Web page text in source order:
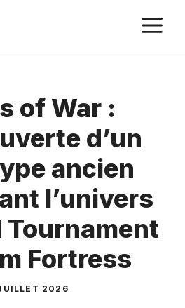
of War :
d’un
ancien
l’univers
Tournament
Fortress
2026